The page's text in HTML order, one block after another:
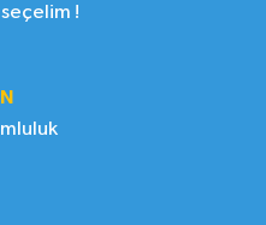
!
sorumluluk